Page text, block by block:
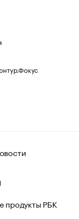
продукты РБК